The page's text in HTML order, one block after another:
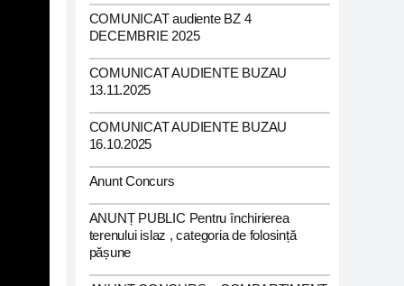
COMUNICAT audiente BZ 4
DECEMBRIE 2025
COMUNICAT AUDIENTE BUZAU
13.11.2025
COMUNICAT AUDIENTE BUZAU
16.10.2025
Anunt Concurs
ANUNȚ PUBLIC Pentru închirierea
terenului islaz , categoria de folosință
pășune